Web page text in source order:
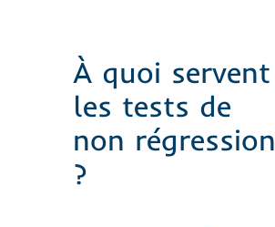
À quoi servent
les tests de
non régression
?